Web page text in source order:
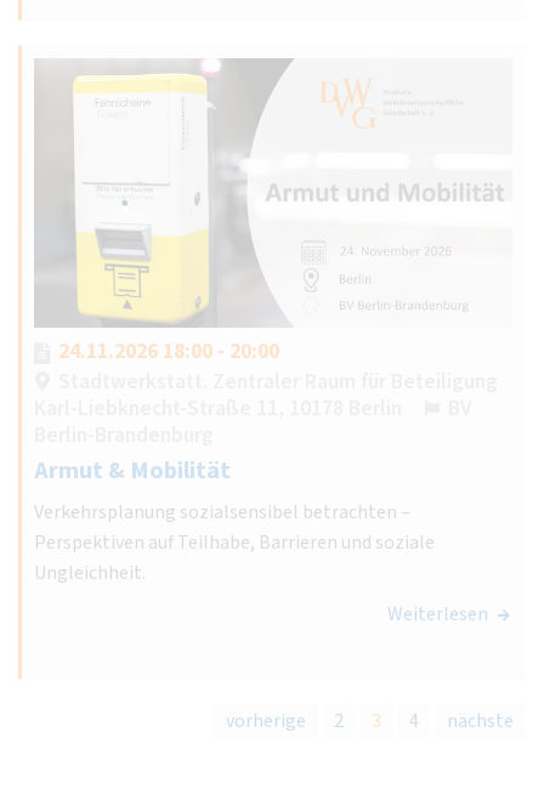
24.11.2026 18:00 - 20:00
Armut & Mobilität
Verkehrsplanung sozialsensibel betrachten –
Perspektiven auf Teilhabe, Barrieren und soziale
Ungleichheit.
Weiterlesen
vorherige 2 3 4 nächste